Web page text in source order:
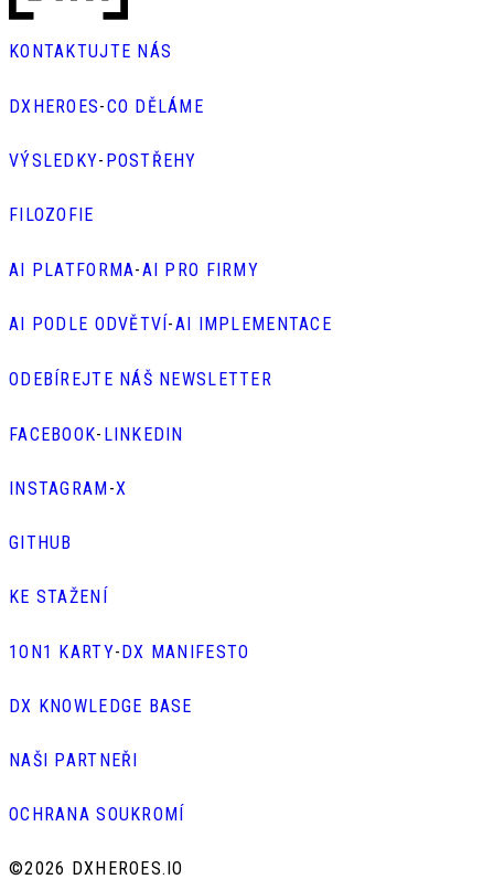
KONTAKTUJTE NÁS
DXHEROES-CO DĚLÁME
VÝSLEDKY- POSTŘEHY
FILOZOFIE
AI PLATFORMA-AI PRO FIRMY
AI PODLE ODVĚTVÍ -AI IMPLEMENTACE
ODEBÍREJTE NÁŠ NEWSLETTER
FACEBOOK- LINKEDIN
INSTAGRAM -X
GITHUB
KE STAŽENÍ
1ON1 KARTY- DX MANIFESTO
DX KNOWLEDGE BASE
NAŠI PARTNEŘI
OCHRANA SOUKROMÍ
©2026 DXHEROES.IO